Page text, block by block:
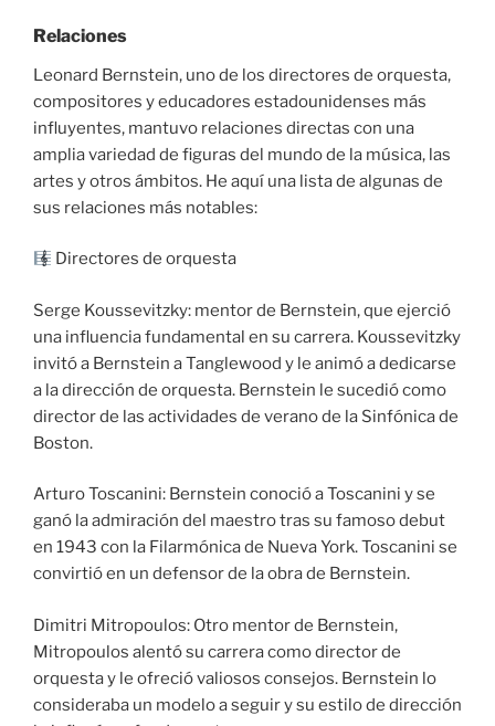
Relaciones
Leonard Bernstein, uno de los directores de orquesta,
compositores y educadores estadounidenses más
influyentes, mantuvo relaciones directas con una
amplia variedad de figuras del mundo de la música, las
artes y otros ámbitos. He aquí una lista de algunas de
sus relaciones más notables:
Directores de orquesta
Serge Koussevitzky: mentor de Bernstein, que ejerció
una influencia fundamental en su carrera. Koussevitzky
invitó a Bernstein a Tanglewood y le animó a dedicarse
a la dirección de orquesta. Bernstein le sucedió como
director de las actividades de verano de la Sinfónica de
Boston.
Arturo Toscanini: Bernstein conoció a Toscanini y se
ganó la admiración del maestro tras su famoso debut
en 1943 con la Filarmónica de Nueva York. Toscanini se
convirtió en un defensor de la obra de Bernstein.
Dimitri Mitropoulos: Otro mentor de Bernstein,
Mitropoulos alentó su carrera como director de
orquesta y le ofreció valiosos consejos. Bernstein lo
consideraba un modelo a seguir y su estilo de dirección